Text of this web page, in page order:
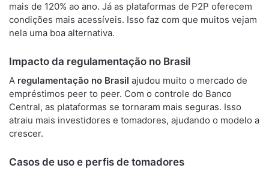
mais de 120% ao ano. Já as plataformas de P2P oferecem
condições mais acessíveis. Isso faz com que muitos vejam
nela uma boa alternativa.
Impacto da regulamentação no Brasil
A regulamentação no Brasil ajudou muito o mercado de
empréstimos peer to peer. Com o controle do Banco
Central, as plataformas se tornaram mais seguras. Isso
atraiu mais investidores e tomadores, ajudando o modelo a
crescer.
Casos de uso e perfis de tomadores